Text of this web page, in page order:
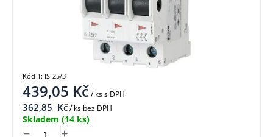
439,05 Kč/ kss DPH
362,85 Kč/ ks bez DPH
Skladem (14 ks)
Kód 1: IS-25/3